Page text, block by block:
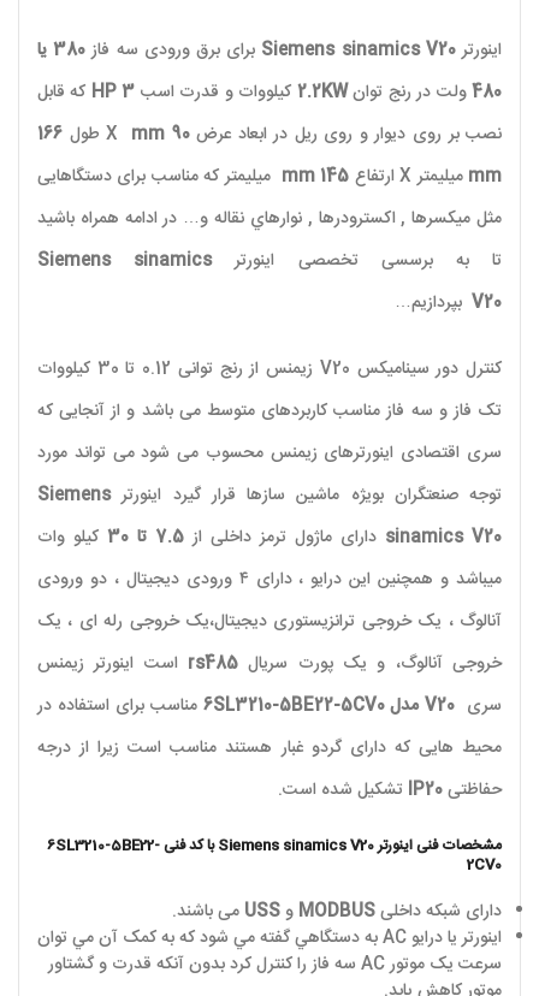
اینورتر Siemens sinamics V20 برای برق ورودی سه فاز
380 یا
480ولت در رنج توان2.2KW کیلووات و قدرت اسب 3
HP که قابل
نصب بر روی دیوار و روی ریل در ابعاد عرض90 mm
Xطول 166
mm میلیمتر Xارتفاع 145 mm​
میلیمتر که مناسب برای دستگاهایی
مثل ميکسرها , اکسترودرها , نوارهاي نقاله و… در ادامه همراه باشید
تا به برسسی تخصصی اینورترSiemens sinamics
V20 بپردازیم…
کنترل دور سینامیکس V20
زیمنس از رنج توانی 0.12 تا 30 کیلووات
تک فاز و سه فاز مناسب کاربردهای متوسط می باشد و از آنجایی که
سری اقتصادی اینورترهای زیمنس محسوب می شود می تواند مورد
توجه صنعتگران بویژه ماشین سازها قرار گیرد اینورترSiemens
sinamics V20 دارای ماژول ترمز داخلی از 7.5 تا 30
کیلو وات
میباشد و همچنین این درایو ، دارای ۴ ورودی دیجیتال ، دو ورودی
آنالوگ ، یک خروجی ترانزیستوری دیجیتال،یک خروجی رله ای ، یک
خروجی آنالوگ، و یک پورت سریال rs485 است اینورتر زیمنس
سری V20مدل6SL3210-5BE22-5CV0 مناسب برای استفاده در
محیط هایی که دارای گردو غبار هستند مناسب است زیرا از درجه
حفاظتیIP20 تشکیل شده است.
مشخصات فنی اینورترSiemens sinamics V20
با کد فنی 6SL3210-5BE22-
2CV0
دارای شبکه داخلیMODBUS و USS می باشند.
اينورتر يا درايو ACبه دستگاهي گفته مي شود که به کمک آن مي توان
سرعت يک موتورAC سه فاز را کنترل کرد بدون آنکه قدرت و گشتاور